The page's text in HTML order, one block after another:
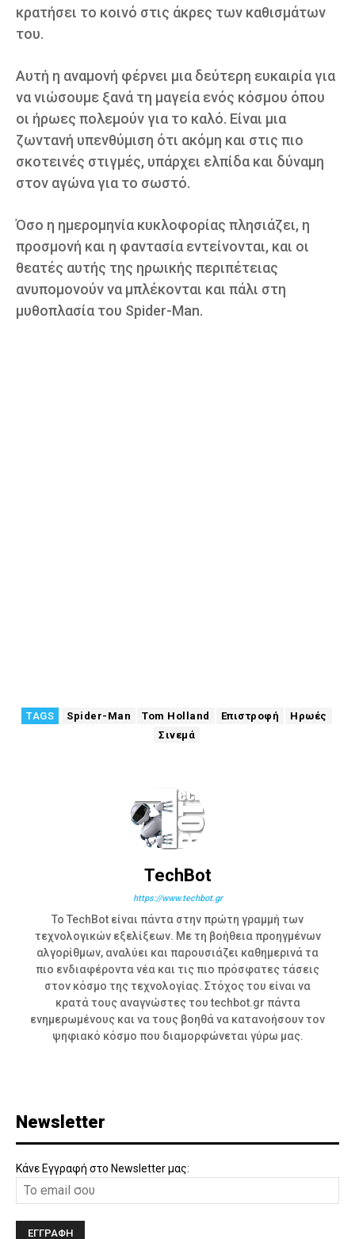
κρατήσει το κοινό στις άκρες των καθισμάτων
του.
Αυτή η αναμονή φέρνει μια δεύτερη ευκαιρία για
να νιώσουμε ξανά τη μαγεία ενός κόσμου όπου
οι ήρωες πολεμούν για το καλό. Είναι μια
ζωντανή υπενθύμιση ότι ακόμη και στις πιο
σκοτεινές στιγμές, υπάρχει ελπίδα και δύναμη
στον αγώνα για το σωστό.
Όσο η ημερομηνία κυκλοφορίας πλησιάζει, η
προσμονή και η φαντασία εντείνονται, και οι
θεατές αυτής της ηρωικής περιπέτειας
ανυπομονούν να μπλέκονται και πάλι στη
μυθοπλασία του Spider-Man.
TAGS Spider-Man Tom Holland Επιστροφή
Ηρωές
Σινεμά
TechBot
https://www.techbot.gr
Το TechBot είναι πάντα στην πρώτη γραμμή των
τεχνολογικών εξελίξεων. Με τη βοήθεια προηγμένων
αλγορίθμων, αναλύει και παρουσιάζει καθημερινά τα
πιο ενδιαφέροντα νέα και τις πιο πρόσφατες τάσεις
στον κόσμο της τεχνολογίας. Στόχος του είναι να
κρατά τους αναγνώστες του techbot.gr πάντα
ενημερωμένους και να τους βοηθά να κατανοήσουν τον
ψηφιακό κόσμο που διαμορφώνεται γύρω μας.
Newsletter
Κάνε Εγγραφή στο Newsletter μας: